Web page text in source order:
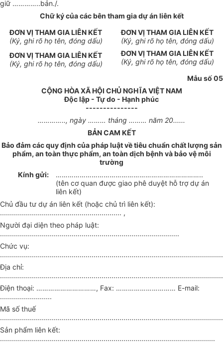
giữ …………..bản./.
Chữ ký của các bên tham gia dự án liên kết
ĐƠN VỊ THAM GIA LIÊN KẾT
(Ký, ghi rõ họ tên, đóng dấu)
ĐƠN VỊ THAM GIA LIÊN KẾT
(Ký, ghi rõ họ tên, đóng dấu)
ĐƠN VỊ THAM GIA LIÊN KẾT
(Ký, ghi rõ họ tên, đóng dấu)
ĐƠN VỊ THAM GIA LIÊN KẾT
(Ký, ghi rõ họ tên, đóng dấu)
Mẫu số 05
CỘNG HÒA XÃ HỘI CHỦ NGHĨA VIỆT NAM
Độc lập - Tự do - Hạnh phúc
---------------
………….., ngày ……… tháng ……… năm 20......
BẢN CAM KẾT
Bảo đảm các quy định của pháp luật về tiêu chuẩn chất lượng sản
phẩm, an toàn thực phẩm, an toàn dịch bệnh và bảo vệ môi
trường
Kính gửi:
………………………………………………………………..
(tên cơ quan được giao phê duyệt hỗ trợ dự án
liên kết)
Chủ đầu tư dự án liên kết (hoặc chủ trì liên kết):
............................................................. ,
Người đại diện theo pháp luật:
..........................................................................................
Chức vụ:
Địa chỉ:
Điện thoại: …………………………, Fax: ………………………… E-mail:
..........................
Mã số thuế
Sản phẩm liên kết:
............................................................................................................